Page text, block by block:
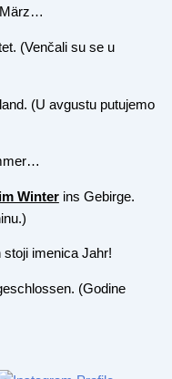
(Venčali su se u
(U avgustu putujemo
im Winterins Gebirge.
imenica Jahr!
(Godine